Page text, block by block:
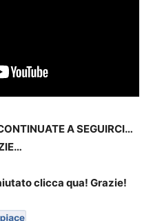
A SEGUIRCI…
clicca qua! Grazie!